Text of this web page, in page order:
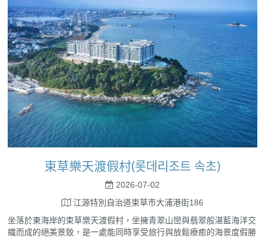
束草樂天渡假村(롯데리조트 속초)
2026-07-02
江源特別自治道束草市大浦港街186
坐落於東海岸的束草樂天渡假村，坐擁青翠山巒與翡翠般湛藍海洋交
織而成的絕美景致，是一處能同時享受旅行與放鬆療癒的海景度假勝